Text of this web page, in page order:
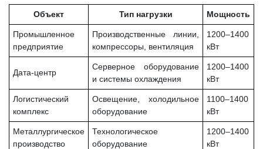
Объект Тип нагрузки Мощность
Промышленное
предприятие
Производственные линии,
компрессоры, вентиляция
1200–1400
кВт
Дата-центр
Серверное оборудование
и системы охлаждения
1200–1400
кВт
Логистический
комплекс
Освещение, холодильное
оборудование
1100–1400
кВт
Металлургическое
производство
Технологическое
оборудование
1200–1400
кВт